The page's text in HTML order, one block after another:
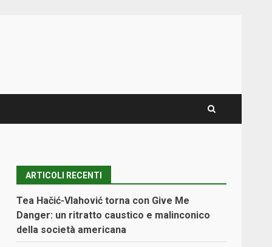
ARTICOLI RECENTI
Tea Hačić-Vlahović torna con Give Me
Danger: un ritratto caustico e malinconico
della società americana